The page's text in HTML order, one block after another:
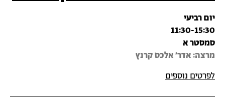
יום רביעי
11:30-15:30
מרצה‎: אדר' אלכס קרנץ
סמסטר א
לפרטים נוספים